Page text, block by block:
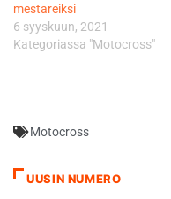
mestareiksi
6 syyskuun, 2021
Kategoriassa "Motocross"
Motocross
UUSIN NUMERO